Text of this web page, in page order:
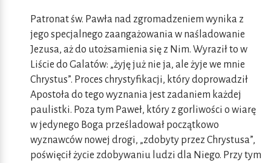
Patronat św. Pawła nad zgromadzeniem wynika z
jego specjalnego zaangażowania w naśladowanie
Jezusa, aż do utożsamienia się z Nim. Wyraził to w
Liście do Galatów: „żyję już nie ja, ale żyje we mnie
Chrystus”. Proces chrystyfikacji, który doprowadził
Apostoła do tego wyznania jest zadaniem każdej
paulistki. Poza tym Paweł, który z gorliwości o wiarę
w jedynego Boga prześladował początkowo
wyznawców nowej drogi, „zdobyty przez Chrystusa”,
poświęcił życie zdobywaniu ludzi dla Niego. Przy tym